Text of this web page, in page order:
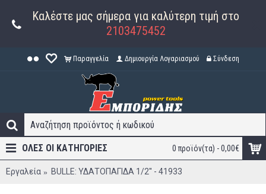
Καλέστε μας σήμερα για καλύτερη τιμή στο
2103475452
Παραγγελία Δημιουργία Λογαριασμού Σύνδεση
0 προϊόν(τα) - 0,00€
ΟΛΕΣ ΟΙ ΚΑΤΗΓΟΡΊΕΣ
Εργαλεία BULLE: ΥΔΑΤΟΠΑΓΙΔΑ 1/2'' - 41933